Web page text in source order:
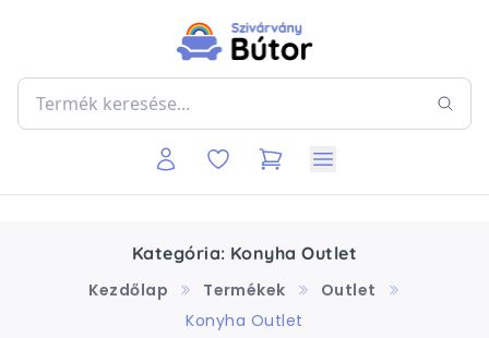
Kategória: Konyha Outlet
Kezdőlap
Termékek
Outlet
Konyha Outlet